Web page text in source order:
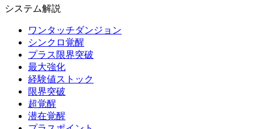
システム解説
ワンタッチダンジョン
シンクロ覚醒
プラス限界突破
最大強化
経験値ストック
限界突破
超覚醒
潜在覚醒